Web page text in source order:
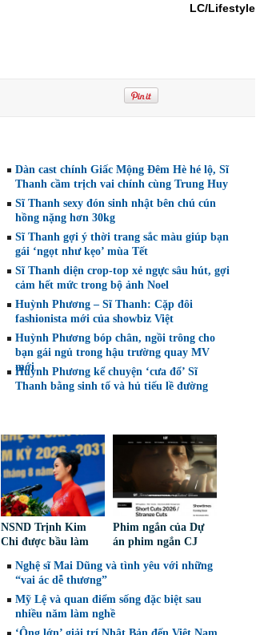
LC/Lifestyle
Dàn cast chính Giấc Mộng Đêm Hè hé lộ, Sĩ
Thanh cầm trịch vai chính cùng Trung Huy
Sĩ Thanh sexy đón sinh nhật bên chú cún
hồng nặng hơn 30kg
Sĩ Thanh gợi ý thời trang sắc màu giúp bạn
gái ‘ngọt như kẹo’ mùa Tết
Sĩ Thanh diện crop-top xẻ ngực sâu hút, gợi
cảm hết mức trong bộ ảnh Noel
Huỳnh Phương – Sĩ Thanh: Cặp đôi
fashionista mới của showbiz Việt
Huỳnh Phương bóp chân, ngồi trông cho
bạn gái ngủ trong hậu trường quay MV
mới
Huỳnh Phương kể chuyện ‘cưa đổ’ Sĩ
Thanh bằng sinh tố và hủ tiếu lề đường
NSND Trịnh Kim
Chi được bầu làm
Nghệ sĩ Sân khấu
Việt Nam
Phim ngắn của Dự
án phim ngắn CJ
tại LHP quốc tế
Nghệ sĩ Mai Dũng và tình yêu với những
“vai ác dễ thương”
Mỹ Lệ và quan điểm sống đặc biệt sau
nhiều năm làm nghề